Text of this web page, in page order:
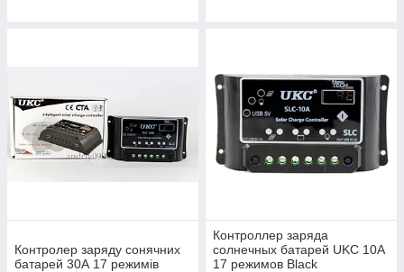
Контролер заряду сонячних
батарей 30А 17 режимів
Контроллер заряда
солнечных батарей UKC 10А
17 режимов Black